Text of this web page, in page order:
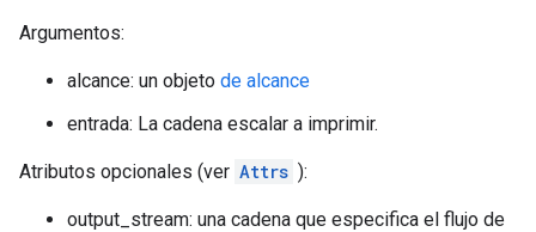
Argumentos:
alcance: un objeto de alcance
entrada: La cadena escalar a imprimir.
Atributos opcionales (ver Attrs ):
output_stream: una cadena que especifica el flujo de